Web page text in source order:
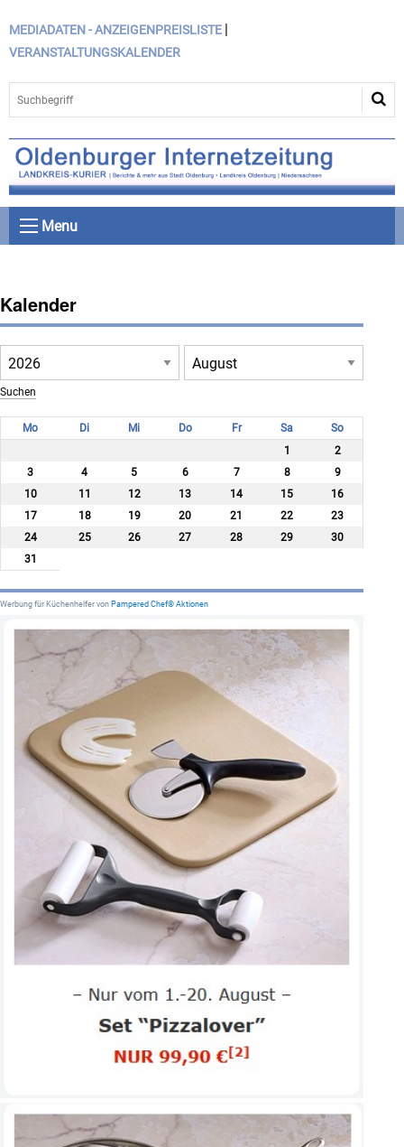
MEDIADATEN - ANZEIGENPREISLISTE |
VERANSTALTUNGSKALENDER
Menu
Kalender
Mo Di Mi Do Fr Sa
So
1
2
3
4 5 6 7 8
9
10
11 12 13 14 15
16
17
18 19 20 21 22
23
24
25 26 27 28 29
30
31
Werbung für Küchenhelfer von Pampered Chef® Aktionen